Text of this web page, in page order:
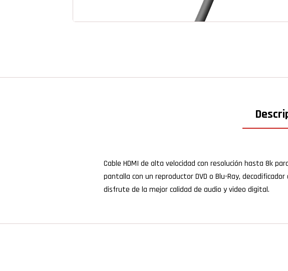
Cable HDMI de alta velocidad con resolución hasta 8k
pantalla con un reproductor DVD o Blu-Ray,
disfrute de la mejor calidad de audio y video digital.